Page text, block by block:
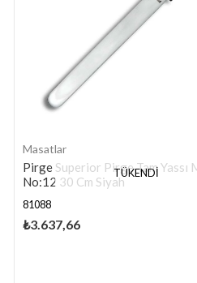
TÜKENDI
Masatlar
Pirge Superior Pirge Tam Yassı
No:12 30 Cm Siyah
81088
₺3.637,66